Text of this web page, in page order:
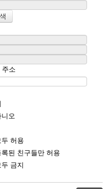
주소
니오
두 허용
록된 친구들만 허용
두 금지